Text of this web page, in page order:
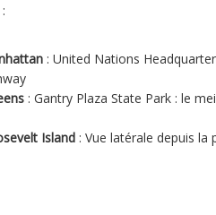
: United Nations
: Gantry Plaza State Park : le
Island : Vue latérale depuis